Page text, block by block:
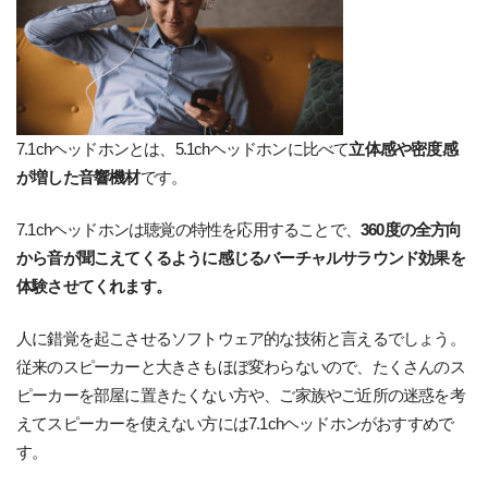
7.1chヘッドホンとは、5.1chヘッドホンに比べて立体感や密度感
が増した音響機材です。
7.1chヘッドホンは聴覚の特性を応用することで、 360度の全方向
から音が聞こえてくるように感じるバーチャルサラウンド効果を
体験させてくれます。
人に錯覚を起こさせるソフトウェア的な技術と言えるでしょう。
従来のスピーカーと大きさもほぼ変わらないので、たくさんのス
ピーカーを部屋に置きたくない方や、ご家族やご近所の迷惑を考
えてスピーカーを使えない方には7.1chヘッドホンがおすすめで
す。